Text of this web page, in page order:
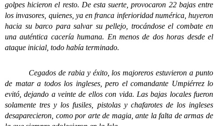
golpes hicieron el resto. De esta suerte, provocaron 22 bajas entre
los invasores, quienes, ya en franca inferioridad numérica, huyeron
hacia su barco para salvar su pellejo, trocándose el combate en
una auténtica cacería humana. En menos de dos horas desde el
ataque inicial, todo había terminado.
Cegados de rabia y éxito, los majoreros estuvieron a punto
de matar a todos los ingleses, pero el comandante Umpiérrez lo
evitó, dejando a veinte de ellos con vida. Las bajas locales fueron
solamente tres y los fusiles, pistolas y chafarotes de los ingleses
desaparecieron, como por arte de magia, ante la falta de armas de